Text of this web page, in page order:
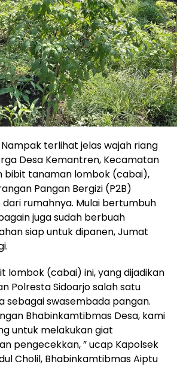
terlihat jelas wajah riang
Desa Kemantren, Kecamatan
bibit tanaman lombok (cabai),
Pangan Bergizi (P2B)
rumahnya. Mulai bertumbuh
juga sudah berbuah
siap untuk dipanen, Jumat
lombok (cabai) ini, yang dijadikan
Polresta Sidoarjo salah satu
sebagai swasembada pangan.
Bhabinkamtibmas Desa, kami
untuk melakukan giat
pengecekkan, ” ucap Kapolsek
Cholil, Bhabinkamtibmas Aiptu